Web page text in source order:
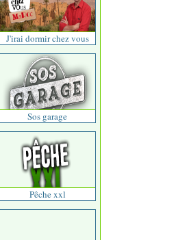
J'irai dormir chez vous
Sos garage
Pêche xxl